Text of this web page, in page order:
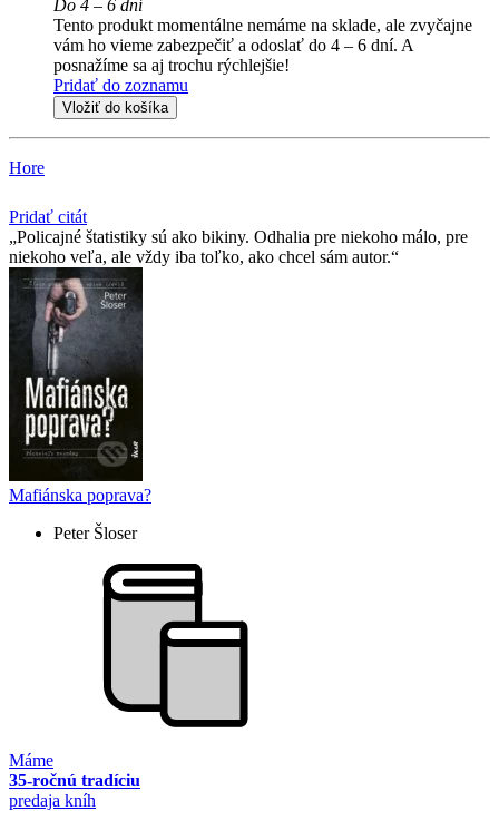
Do 4 – 6 dní
Tento produkt momentálne nemáme na sklade, ale zvyčajne
vám ho vieme zabezpečiť a odoslať do 4 – 6 dní. A
posnažíme sa aj trochu rýchlejšie!
Pridať do zoznamu
Vložiť do košíka
Hore
Pridať citát
Policajné štatistiky sú ako bikiny. Odhalia pre niekoho málo, pre
niekoho veľa, ale vždy iba toľko, ako chcel sám autor.
Mafiánska poprava?
Peter Šloser
Máme
35-ročnú tradíciu
predaja kníh